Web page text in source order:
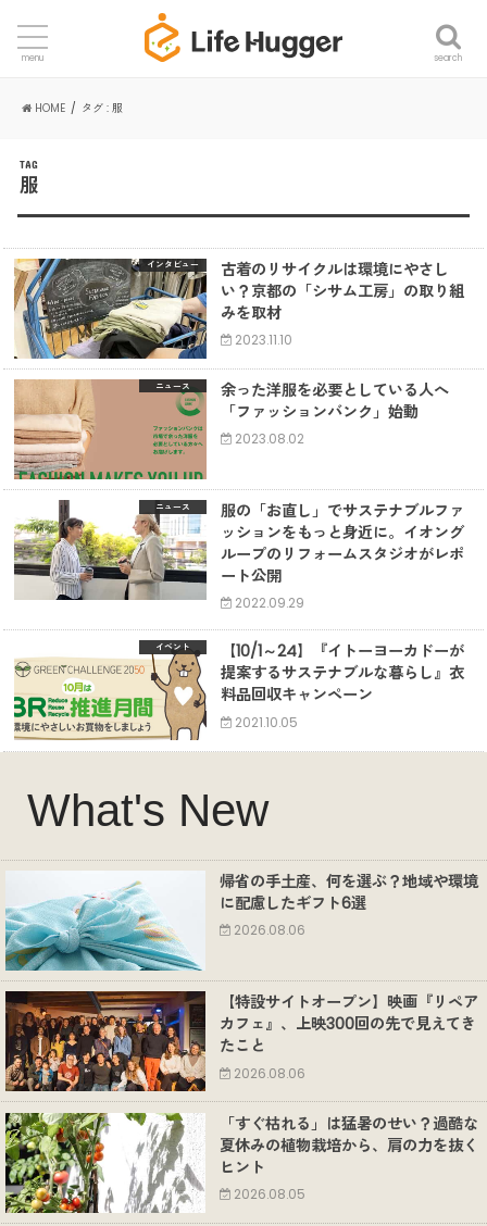
search
menu
HOME タグ : 服
TAG
服
インタビュー
古着のリサイクルは環境にやさし
い？京都の「シサム工房」の取り組
みを取材
2023.11.10
ニュース
余った洋服を必要としている人へ
「ファッションバンク」始動
2023.08.02
ニュース
服の「お直し」でサステナブルファ
ッションをもっと身近に。イオング
ループのリフォームスタジオがレポ
ート公開
2022.09.29
イベント
【10/1～24】『イトーヨーカドーが
提案するサステナブルな暮らし』衣
料品回収キャンペーン
2021.10.05
What's New
帰省の手土産、何を選ぶ？地域や環境
に配慮したギフト6選
2026.08.06
【特設サイトオープン】映画『リペア
カフェ』、上映300回の先で見えてき
たこと
2026.08.06
「すぐ枯れる」は猛暑のせい？過酷な
夏休みの植物栽培から、肩の力を抜く
ヒント
2026.08.05